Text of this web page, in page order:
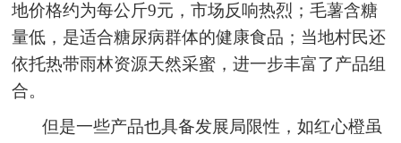
地价格约为每公斤9元，市场反响热烈；毛薯含糖
量低，是适合糖尿病群体的健康食品；当地村民还
依托热带雨林资源天然采蜜，进一步丰富了产品组
合。
但是一些产品也具备发展局限性，如红心橙虽